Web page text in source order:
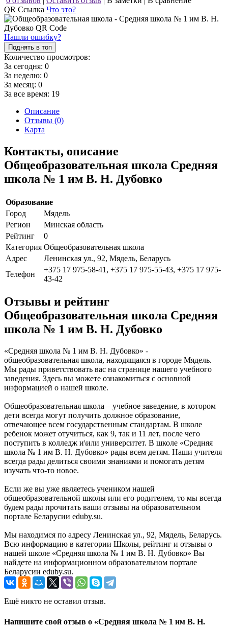
QR Ссылка Что это?
Нашли ошибку?
Поднять в топ
Количество просмотров:
За сегодня: 0
За неделю: 0
За месяц: 0
За все время: 19
Описание
Отзывы (0)
Карта
Контакты, описание
Общеобразовательная школа Средняя
школа № 1 им В. Н. Дубовко
Образование
Город
Мядель
Регион
Минская область
Рейтинг
0
Категория Общеобразовательная школа
Адрес
Ленинская ул., 92, Мядель, Беларусь
Телефон
+375 17 975-58-41, +375 17 975-55-43, +375 17 975-
43-42
Отзывы и рейтинг
Общеобразовательная школа Средняя
школа № 1 им В. Н. Дубовко
«Средняя школа № 1 им В. Н. Дубовко» -
общеобразовательная школа, находящаяся в городе Мядель.
Мы рады приветствовать вас на странице нашего учебного
заведения. Здесь вы можете ознакомиться с основной
информацией о нашей школе.
Общеобразовательная школа – учебное заведение, в котором
дети всегда могут получить должное образование,
отвечающее всем государственным стандартам. В школе
ребенок может отучиться, как 9, так и 11 лет, после чего
поступить в колледж и\или университет. В школе «Средняя
школа № 1 им В. Н. Дубовко» рады всем детям. Наши учителя
всегда рады делиться своими знаниями и помогать детям
изучать что-то новое.
Если же вы уже являетесь учеником нашей
общеобразовательной школы или его родителем, то мы всегда
будем рады прочитать ваши отзывы на образовательном
портале Беларусии eduby.su.
Мы находимся по адресу Ленинская ул., 92, Мядель, Беларусь.
Всю информацию в категории Школы, рейтинг и отзывы о
нашей школе «Средняя школа № 1 им В. Н. Дубовко» Вы
найдете на информационном образовательном портале
Беларусии eduby.su.
Ещё никто не оставил отзыв.
Напишите свой отзыв о «Средняя школа № 1 им В. Н.